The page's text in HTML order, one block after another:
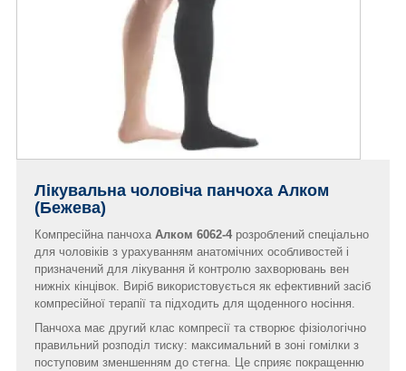
Лікувальна чоловіча панчоха Алком
(Бежева)
Компресійна панчоха Алком 6062-4 розроблений спеціально
для чоловіків з урахуванням анатомічних особливостей і
призначений для лікування й контролю захворювань вен
нижніх кінцівок. Виріб використовується як ефективний засіб
компресійної терапії та підходить для щоденного носіння.
Панчоха має другий клас компресії та створює фізіологічно
правильний розподіл тиску: максимальний в зоні гомілки з
поступовим зменшенням до стегна. Це сприяє покращенню